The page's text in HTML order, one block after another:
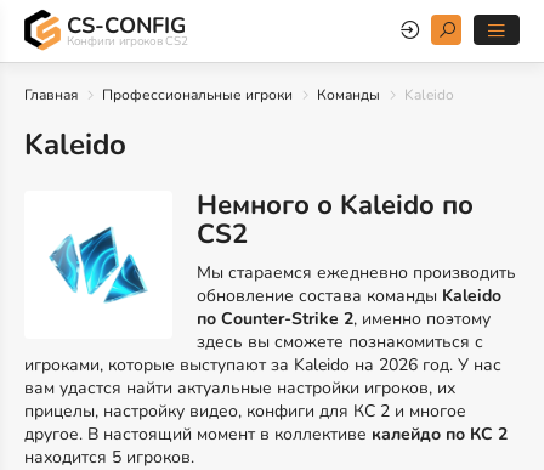
CS-CONFIG
Конфиги игроков CS2
Главная Профессиональные игроки Команды Kaleido
Kaleido
Немного о Kaleido по
CS2
Мы стараемся ежедневно производить
обновление состава команды Kaleido
по Counter-Strike 2, именно поэтому
здесь вы сможете познакомиться с
игроками, которые выступают за Kaleido на 2026 год. У нас
вам удастся найти актуальные настройки игроков, их
прицелы, настройку видео, конфиги для КС 2 и многое
другое. В настоящий момент в коллективе калейдо по КС 2
находится 5 игроков.